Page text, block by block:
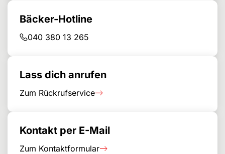
Bäcker-Hotline
040 380 13 265
Lass dich anrufen
Zum Rückrufservice
Kontakt per E-Mail
Zum Kontaktformular